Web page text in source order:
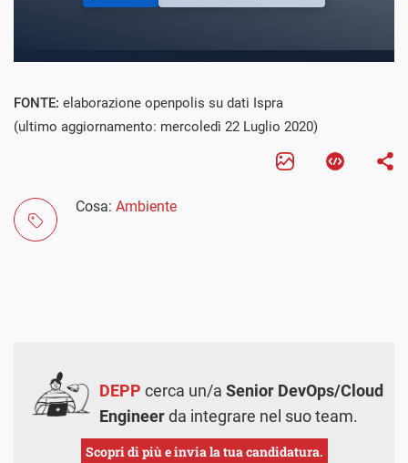
FONTE: elaborazione openpolis su dati Ispra
(ultimo aggiornamento: mercoledì 22 Luglio 2020)
Cosa: Ambiente
DEPP cerca un/a Senior DevOps/Cloud
Engineerda integrare nel suo team.
Scopri di più e invia la tua candidatura.